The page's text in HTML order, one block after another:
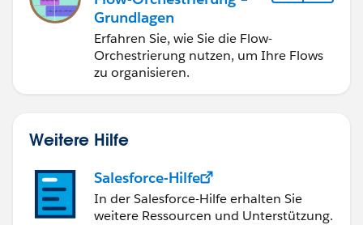
Grundlagen
Erfahren Sie, wie Sie die Flow-
Orchestrierung nutzen, um Ihre Flows
zu organisieren.
Weitere Hilfe
Salesforce-Hilfe
In der Salesforce-Hilfe erhalten Sie
weitere Ressourcen und Unterstützung.